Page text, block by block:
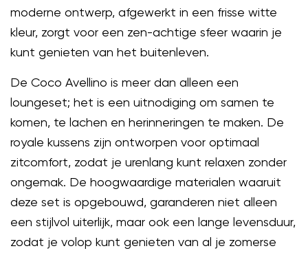
moderne ontwerp, afgewerkt in een frisse witte
kleur, zorgt voor een zen-achtige sfeer waarin je
kunt genieten van het buitenleven.
De Coco Avellino is meer dan alleen een
loungeset; het is een uitnodiging om samen te
komen, te lachen en herinneringen te maken. De
royale kussens zijn ontworpen voor optimaal
zitcomfort, zodat je urenlang kunt relaxen zonder
ongemak. De hoogwaardige materialen waaruit
deze set is opgebouwd, garanderen niet alleen
een stijlvol uiterlijk, maar ook een lange levensduur,
zodat je volop kunt genieten van al je zomerse